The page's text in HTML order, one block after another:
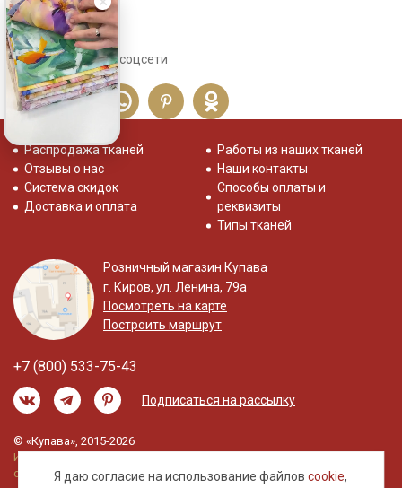
Сохраните себе в соцсети
Я даю согласие на использование файловcookie,
Распродажа тканей
Отзывы о нас
Система скидок
Доставка и оплата
Работы из наших тканей
Наши контакты
Способы оплаты и
реквизиты
Типы тканей
Розничный магазин Купава
г. Киров, ул. Ленина, 79а
Посмотреть на карте
Построить маршрут
+7 (800) 533-75-43
Подписаться на рассылку
© «Купава», 2015-2026
Информация на сайте не является публичной
офертой.